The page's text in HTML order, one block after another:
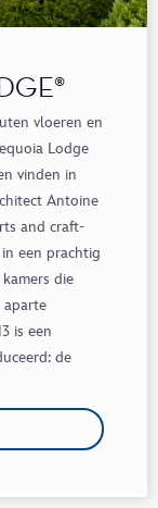
vloeren en
Lodge
vinden in
Antoine
and craft-
in een prachtig
die
aparte
is een
: de